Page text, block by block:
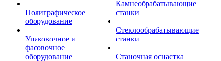
Полиграфическое
оборудование
Упаковочное и
фасовочное
оборудование
Камнеобрабатывающие
станки
Стеклообрабатывающие
станки
Станочная оснастка